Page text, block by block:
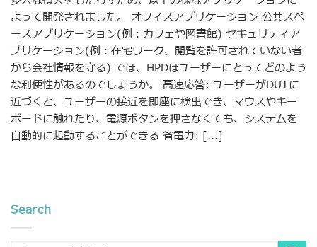
よって開発されました。 オフィスアプリケーション 公共スペ
ースアプリケーション(例：カフェや図書館) セキュリティア
プリケーション(例：在宅ワーク、閲覧を許可されていない者
から会社情報を守る) では、HPDはユーザーにとってどのよう
な利便性があるのでしょうか。 高速応答: ユーザーがDUTに
近づくと、ユーザーの接近を即座に検出でき、マウスやキー
ボードに触れたり、電源ボタンを押さなくても、システムを
自動的に起動することができる 省電力: [...]
Search